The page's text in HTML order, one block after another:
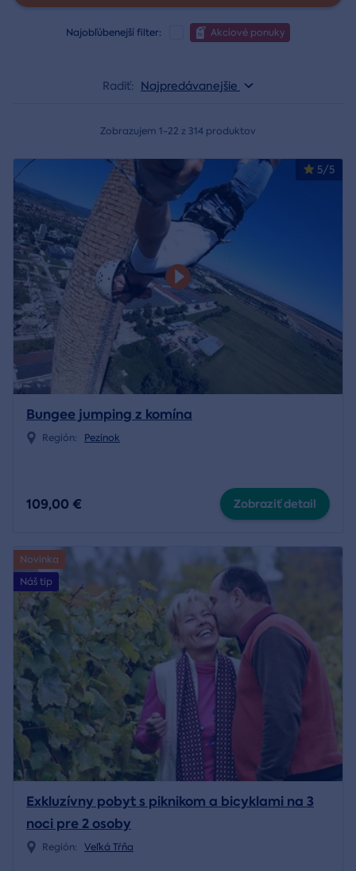
Najobľúbenejší filter: Akciové ponuky
Radiť: Najpredávanejšie
Zobrazujem 1-22 z 314 produktov
5/5
Bungee jumping z komína
Región: Pezinok
109,00 € Zobraziť detail
Novinka
Náš tip
Exkluzívny pobyt s piknikom a bicyklami na 3
noci pre 2 osoby
Región: Veľká Tŕňa